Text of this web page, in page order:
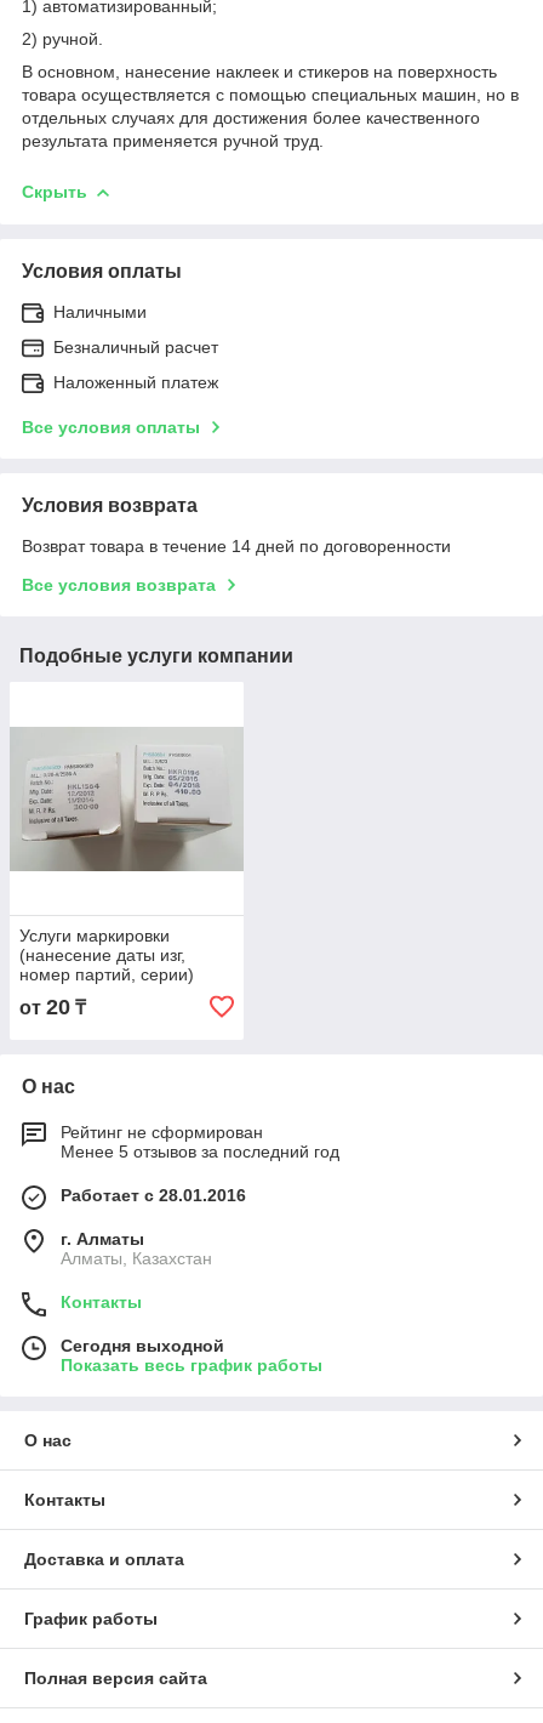
1) автоматизированный;
2) ручной.
В основном, нанесение наклеек и стикеров на поверхность
товара осуществляется с помощью специальных машин, но в
отдельных случаях для достижения более качественного
результата применяется ручной труд.
Скрыть
Условия оплаты
Наличными
Безналичный расчет
Наложенный платеж
Все условия оплаты
Условия возврата
Возврат товара в течение 14 дней по договоренности
Все условия возврата
Подобные услуги компании
Услуги маркировки
(нанесение даты изг,
номер партий, серии)
от 20 ₸
О нас
Рейтинг не сформирован
Менее 5 отзывов за последний год
Работает с 28.01.2016
г. Алматы
Алматы, Казахстан
Контакты
Сегодня выходной
Показать весь график работы
О нас
Контакты
Доставка и оплата
График работы
Полная версия сайта